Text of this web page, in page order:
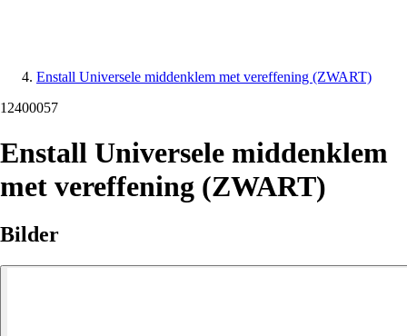
Enstall Universele middenklem met vereffening (ZWART)
12400057
Enstall Universele middenklem
met vereffening (ZWART)
Bilder